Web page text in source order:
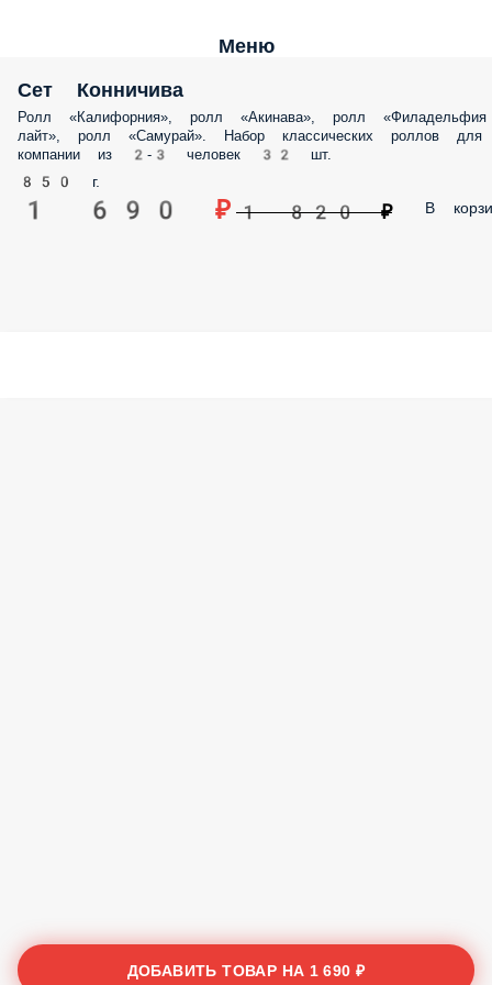
Меню
Сет Конничива
Ролл «Калифорния», ролл «Акинава», ролл «Филадельфия
лайт», ролл «Самурай»⁣. Набор классических роллов для
компании из 2-3 человек 32 шт.
850 г.
1 690 ₽ 1 820 ₽ В
ДОБАВИТЬ ТОВАР НА 1 690 ₽